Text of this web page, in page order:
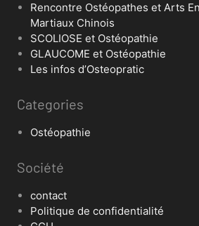
Rencontre Ostéopathes et Arts
Martiaux Chinois
SCOLIOSE et Ostéopathie
GLAUCOME et Ostéopathie
Les infos d’Osteopratic
Categories
Ostéopathie
Société
contact
Politique de confidentialité